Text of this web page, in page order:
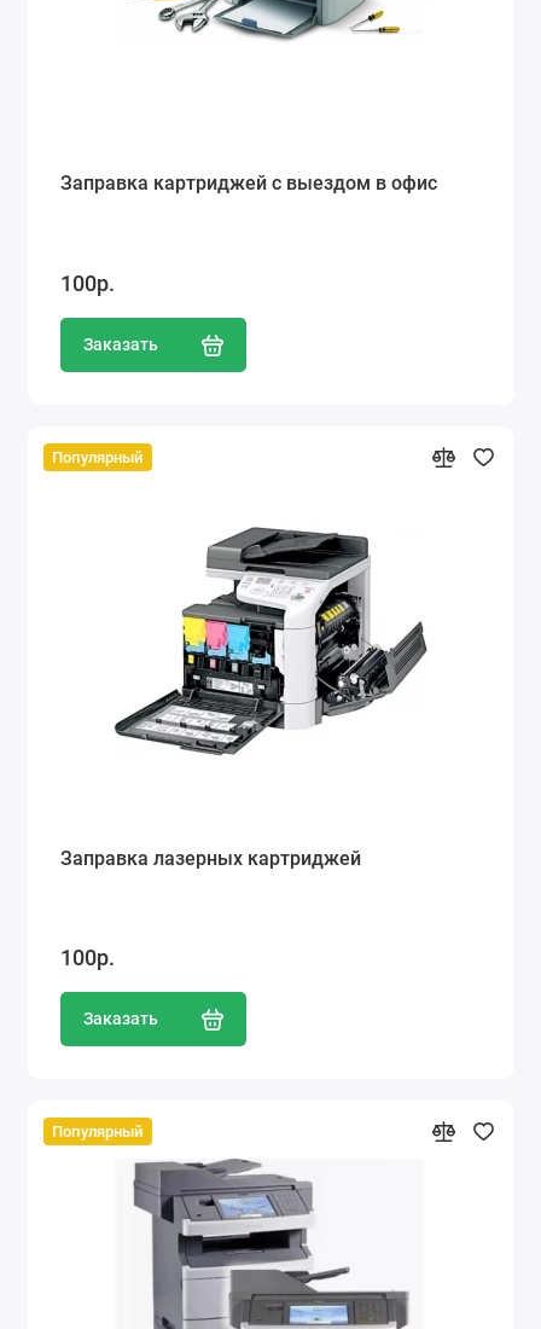
Заправка картриджей с выездом в офис
100р.
Заказать
Популярный
Заправка лазерных картриджей
100р.
Заказать
Популярный